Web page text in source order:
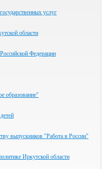
услуг
области
Федерации
образование"
выпускников "Работа в России"
Иркутской области